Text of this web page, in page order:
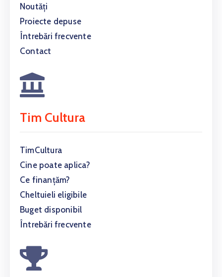
Noutăți
Proiecte depuse
Întrebări frecvente
Contact
Tim Cultura
TimCultura
Cine poate aplica?
Ce finanțăm?
Cheltuieli eligibile
Buget disponibil
Întrebări frecvente